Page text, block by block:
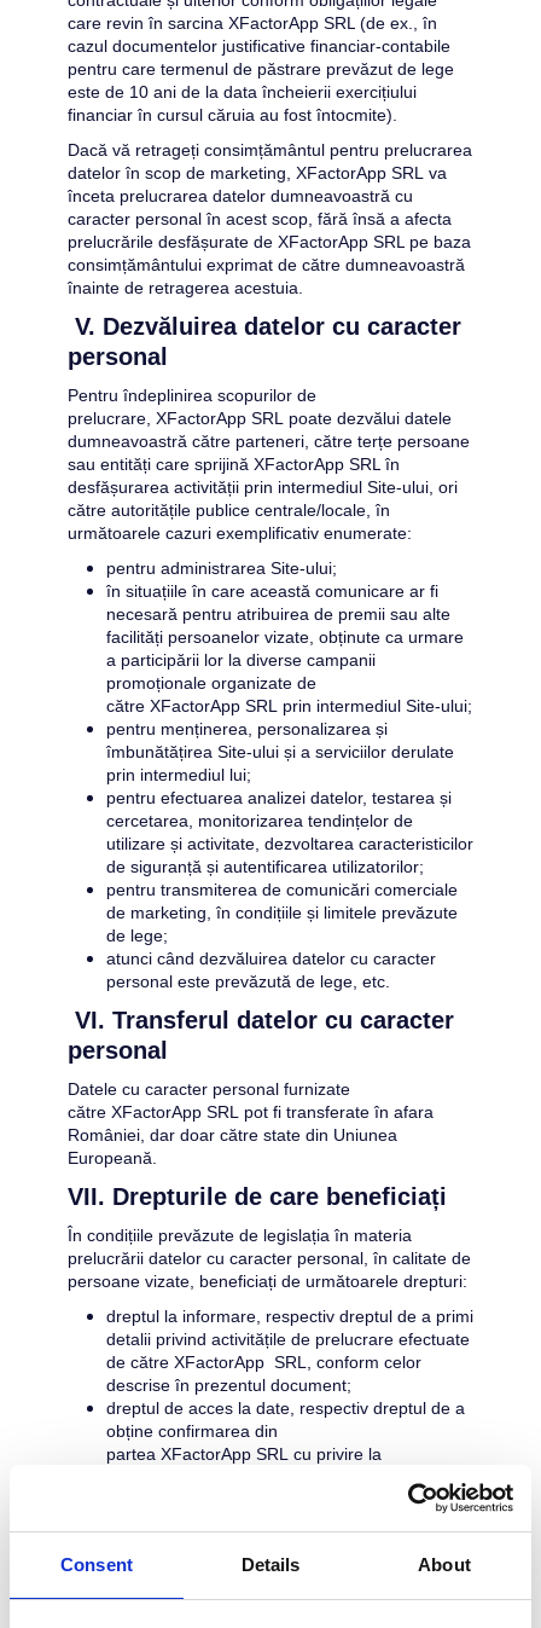
Consent Details About
care revin în sarcina XFactorApp SRL (de ex., în
cazul documentelor justificative financiar-contabile
pentru care termenul de păstrare prevăzut de lege
este de 10 ani de la data încheierii exercițiului
financiar în cursul căruia au fost întocmite).
Dacă vă retrageți consimțământul pentru prelucrarea
datelor în scop de marketing, XFactorApp SRL va
înceta prelucrarea datelor dumneavoastră cu
caracter personal în acest scop, fără însă a afecta
prelucrările desfășurate de XFactorApp SRL pe baza
consimțământului exprimat de către dumneavoastră
înainte de retragerea acestuia.
V. Dezvăluirea datelor cu caracter
personal
Pentru îndeplinirea scopurilor de
prelucrare, XFactorApp SRL
poate dezvălui datele
dumneavoastră către parteneri, către terțe persoane
sau entități care sprijină XFactorApp SRL în
desfășurarea activității prin intermediul Site-ului, ori
către autoritățile publice centrale/locale, în
următoarele cazuri exemplificativ enumerate:
pentru administrarea Site-ului;
în situațiile în care această comunicare ar fi
necesară pentru atribuirea de premii sau alte
facilități persoanelor vizate, obținute ca urmare
a participării lor la diverse campanii
promoționale organizate de
către XFactorApp SRL
prin intermediul Site-ului;
pentru menținerea, personalizarea și
îmbunătățirea Site-ului și a serviciilor derulate
prin intermediul lui;
pentru efectuarea analizei datelor, testarea și
cercetarea, monitorizarea tendințelor de
utilizare și activitate, dezvoltarea caracteristicilor
de siguranță și autentificarea utilizatorilor;
pentru transmiterea de comunicări comerciale
de marketing, în condițiile și limitele prevăzute
de lege;
atunci când dezvăluirea datelor cu caracter
personal este prevăzută de lege, etc.
VI. Transferul datelor cu caracter
personal
Datele cu caracter personal furnizate
către XFactorApp SRL
pot fi transferate în afara
României, dar doar către state din Uniunea
Europeană.
VII. Drepturile de care beneficiați
În condițiile prevăzute de legislația în materia
prelucrării datelor cu caracter personal, în calitate de
persoane vizate, beneficiați de următoarele drepturi:
dreptul la informare, respectiv dreptul de a primi
detalii privind activitățile de prelucrare efectuate
de către XFactorApp  SRL
, conform celor
descrise în prezentul document;
dreptul de acces la date, respectiv dreptul de a
obține confirmarea din
partea XFactorApp SRL cu privire la
precum și detalii privind activitățile de prelucrare
destinatarii sau categoriile de destinatari ai